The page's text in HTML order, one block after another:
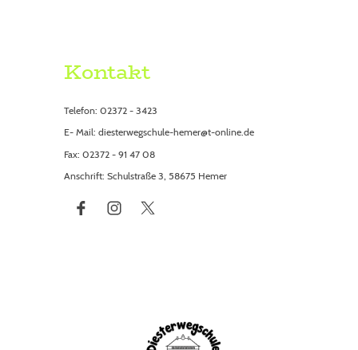
Kontakt
Telefon: 02372 - 3423
E- Mail: diesterwegschule-hemer@t-online.de
Fax: 02372 - 91 47 08
Anschrift: Schulstraße 3, 58675 Hemer